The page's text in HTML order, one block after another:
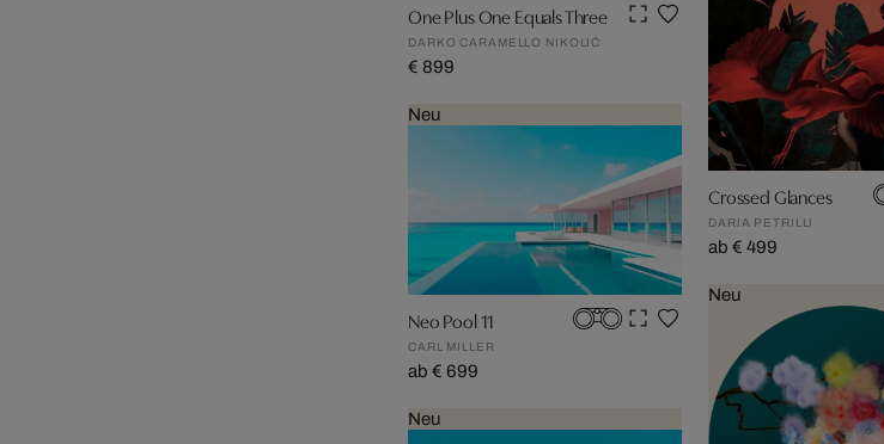
One Plus One Equals Three
DARKO CARAMELLO NIKOLIĆ
€ 899
Neu
Neo Pool 11
CARL MILLER
ab € 699
Neu
Crossed Glances
DARIA PETRILLI
ab € 499
Neu